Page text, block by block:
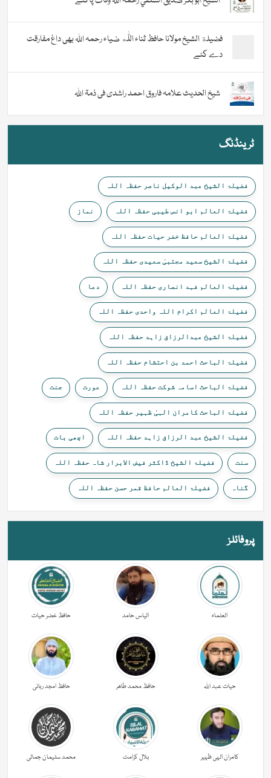
فضیلة الشيخ مولانا حافظ ثناء اللّٰه ضیاء رحمہ اللہ بھی داغ مفارقت
دے گئے
شیخ الحدیث علامہ فاروق احمد راشدی فی ذمۃ اللہ
ٹرینڈنگ
فضیلۃ الشیخ عبد الوکیل ناصر حفظہ اللہ
فضیلۃ العالم ابو انس طیبی حفظہ اللہ نماز
فضیلۃ العالم حافظ خضر حیات حفظہ اللہ
فضیلۃ الشیخ سعید مجتبیٰ سعیدی حفظہ اللہ
فضیلۃ العالم فہد انصاری حفظہ اللہ دعا
فضیلۃ العالم اکرام اللہ واحدی حفظہ اللہ
فضیلۃ الشیخ عبدالرزاق زاہد حفظہ اللہ
فضیلۃ الباحث احمد بن احتشام حفظہ اللہ
فضیلۃ الباحث اسامہ شوکت حفظہ اللہ عورت جنت
فضیلۃ الباحث کامران الہیٰ ظہیر حفظہ اللہ
فضیلۃ الشیخ عبد الرزاق زاہد حفظہ اللہ اچھی بات
سنت فضیلۃ الشیخ ڈاکٹر فیض الابرار شاہ حفظہ اللہ
گناہ فضیلۃ العالم حافظ قمر حسن حفظہ اللہ
پروفائلز
العلماء الیاس حامد حافظ خضر حیات
حیات عبد اللہ حافظ محمد طاھر حافظ امجد ربانی
کامران الہی ظہیر بلال کرامت محمد سلیمان جمالی